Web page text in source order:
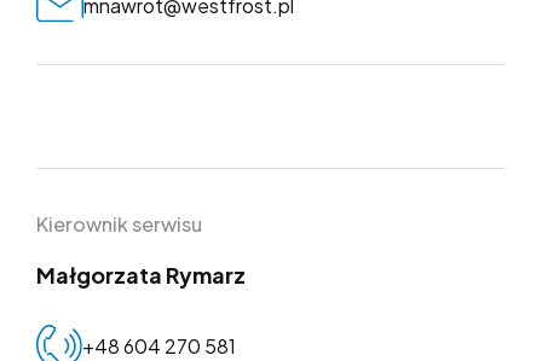
Kierownik serwisu
Małgorzata Rymarz
+48 604 270 581